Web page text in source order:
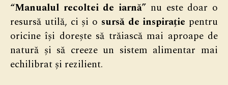
“Manualul recoltei de iarnă” nu este doar o
resursă utilă, ci și o sursă de inspirație pentru
oricine își dorește să trăiască mai aproape de
natură și să creeze un sistem alimentar mai
echilibrat și rezilient.